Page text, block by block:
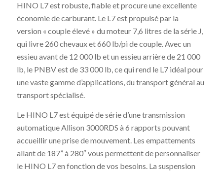
HINO L7 est robuste, fiable et procure une excellente
économie de carburant. Le L7 est propulsé par la
version « couple élevé » du moteur 7,6 litres de la série J,
qui livre 260 chevaux et 660 lb/pi de couple. Avec un
essieu avant de 12 000 lb et un essieu arrière de 21 000
lb, le PNBV est de 33 000 lb, ce qui rend le L7 idéal pour
une vaste gamme d’applications, du transport général au
transport spécialisé.
Le HINO L7 est équipé de série d’une transmission
automatique Allison 3000RDS à 6 rapports pouvant
accueillir une prise de mouvement. Les empattements
allant de 187” à 280″ vous permettent de personnaliser
le HINO L7 en fonction de vos besoins. La suspension